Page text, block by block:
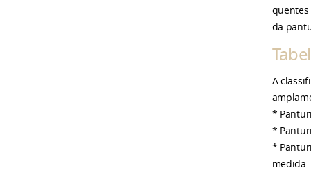
quentes
da
A
*
*
*
medida.